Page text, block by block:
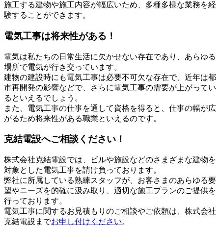
施工する建物や施工内容が幅広いため、多種多様な業務を経
験することができます。
電気工事は将来性がある！
電気は私たちの日常生活に欠かせない存在であり、あらゆる
場所で電気が行き交っています。
建物の建設時にも電気工事は必要不可欠な存在で、近年は都
市再開発の影響などで、さらに電気工事の需要が上がってい
るといえるでしょう。
また、電気工事の仕事を通して資格を得ると、仕事の幅が広
がるため将来性がある職業といえるのです。
克結電設へご相談ください！
株式会社克結電設では、ビルや施設などのさまざまな建物を
対象とした電気工事を請け負っております。
弊社に所属している熟練スタッフが、お客さまのあらゆる要
望やニーズを的確に汲み取り、適切な施工プランのご提供を
行っております。
電気工事に関するお見積もりのご相談やご依頼は、株式会社
克結電設までお申し付けください。